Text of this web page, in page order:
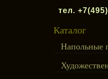
тел.
Каталог
Напольные